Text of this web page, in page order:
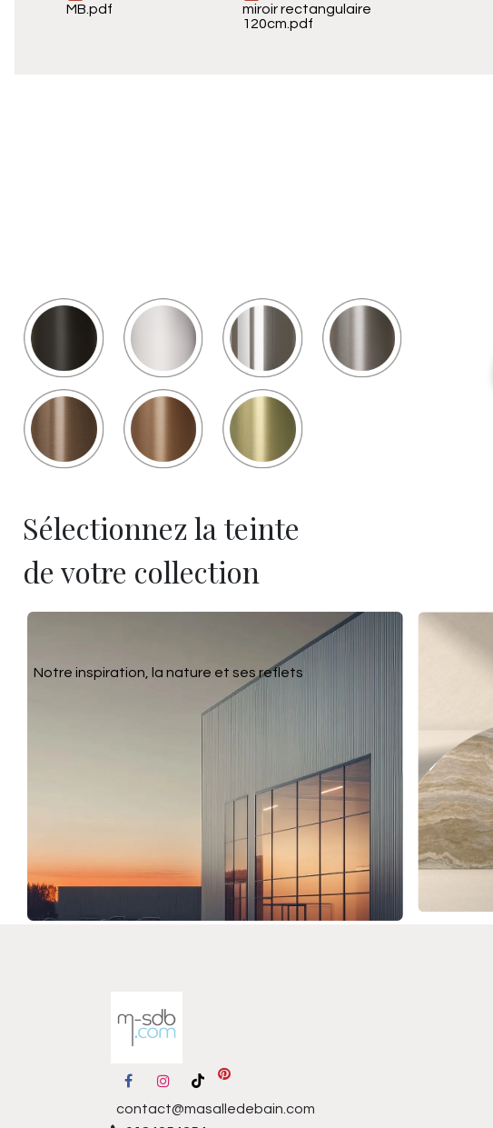
MB.pdf
miroir rectangulaire
120cm.pdf
Sélectionnez la teinte
de votre collection
Notre inspiration, la nature et ses reflets
contact@masalledebain.com